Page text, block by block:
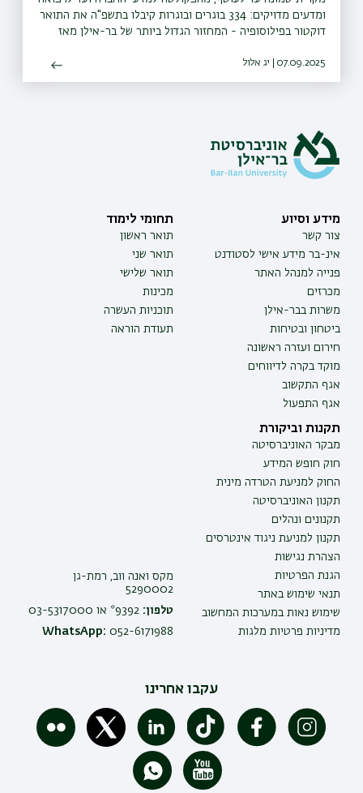
ומדעים מדויקים: 334 בוגרים ובוגרות קיבלו בתשפ"ה את התואר
דוקטור בפילוסופיה - המחזור הגדול ביותר של בר-אילן מאז
07.09.2025 | יג אלול
מידע וסיוע
צור קשר
אינ-בר מידע אישי לסטודנט
פנייה למנהל האתר
מכרזים
משרות בבר-אילן
ביטחון ובטיחות
חירום ועזרה ראשונה
מוקד בקרה לדיווחים
אגף התקשוב
אגף התפעול
תחומי לימוד
תואר ראשון
תואר שני
תואר שלישי
מכינות
תוכניות העשרה
תעודת הוראה
תקנות וביקורת
מבקר האוניברסיטה
חוק חופש המידע
החוק למניעת הטרדה מינית
תקנון האוניברסיטה
תקנונים ונהלים
תקנון למניעת ניגוד אינטרסים
הצהרת נגישות
הגנת הפרטיות
תנאי שימוש באתר
שימוש נאות במערכות המחשוב
מדיניות פרטיות מלגות
מקס ואנה ווב, רמת-גן
5290002
טלפון:
WhatsApp: 052-6171988
עקבו אחרינו